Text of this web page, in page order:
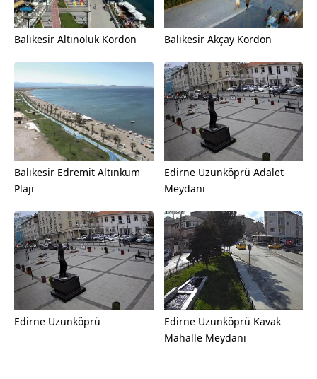
Balıkesir Altınoluk Kordon Balıkesir Akçay Kordon
Balıkesir Edremit Altınkum
Plajı
Edirne Uzunköprü Adalet
Meydanı
Edirne Uzunköprü
Edirne Uzunköprü Kavak
Mahalle Meydanı